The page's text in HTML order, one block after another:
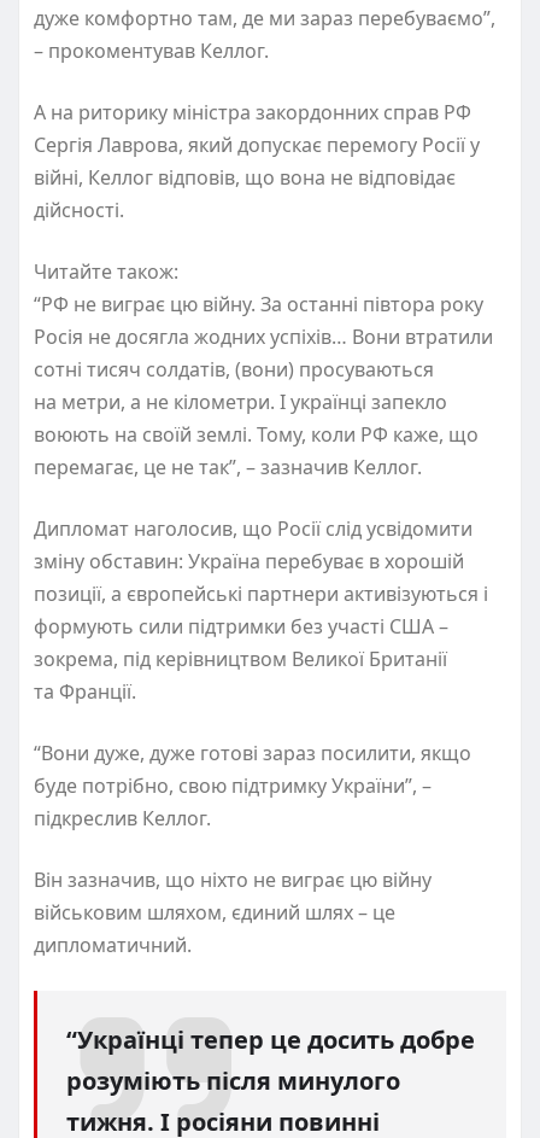
дуже комфортно там, де ми зараз перебуваємо”,
– прокоментував Келлог.
А на риторику міністра закордонних справ РФ
Сергія Лаврова, який допускає перемогу Росії у
війні, Келлог відповів, що вона не відповідає
дійсності.
Читайте також:
“РФ не виграє цю війну. За останні півтора року
Росія не досягла жодних успіхів… Вони втратили
сотні тисяч солдатів, (вони) просуваються
на метри, а не кілометри. І українці запекло
воюють на своїй землі. Тому, коли РФ каже, що
перемагає, це не так”, – зазначив Келлог.
Дипломат наголосив, що Росії слід усвідомити
зміну обставин: Україна перебуває в хорошій
позиції, а європейські партнери активізуються і
формують сили підтримки без участі США –
зокрема, під керівництвом Великої Британії
та Франції.
“Вони дуже, дуже готові зараз посилити, якщо
буде потрібно, свою підтримку України”, –
підкреслив Келлог.
Він зазначив, що ніхто не виграє цю війну
військовим шляхом, єдиний шлях – це
дипломатичний.
“Українці тепер це досить добре
розуміють після минулого
тижня. І росіяни повинні